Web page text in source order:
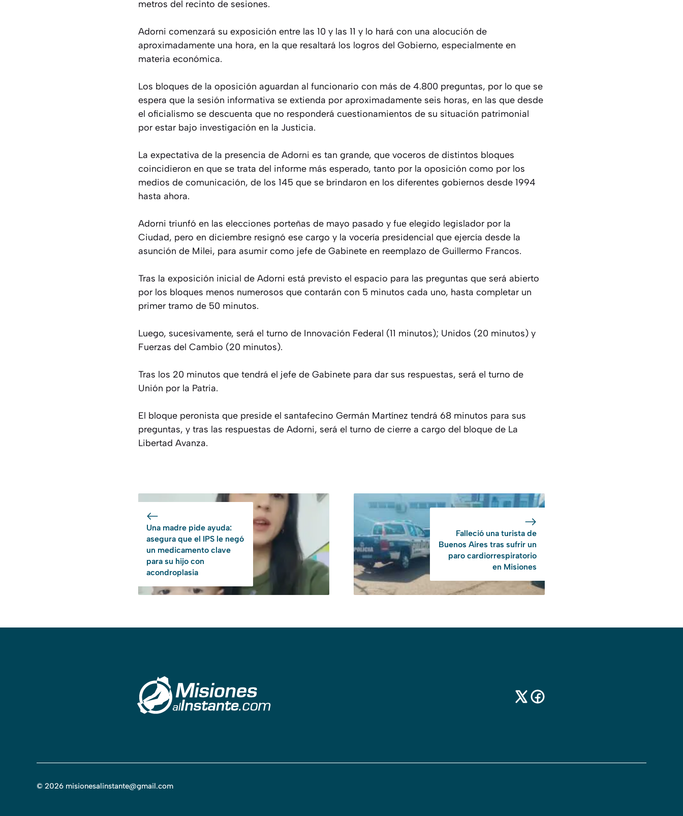
metros del recinto de sesiones.
Adorni comenzará su exposición entre las 10 y las 11 y lo hará con una alocución de
aproximadamente una hora, en la que resaltará los logros del Gobierno, especialmente en
materia económica.
Los bloques de la oposición aguardan al funcionario con más de 4.800 preguntas, por lo que se
espera que la sesión informativa se extienda por aproximadamente seis horas, en las que desde
el oficialismo se descuenta que no responderá cuestionamientos de su situación patrimonial
por estar bajo investigación en la Justicia.
La expectativa de la presencia de Adorni es tan grande, que voceros de distintos bloques
coincidieron en que se trata del informe más esperado, tanto por la oposición como por los
medios de comunicación, de los 145 que se brindaron en los diferentes gobiernos desde 1994
hasta ahora.
Adorni triunfó en las elecciones porteñas de mayo pasado y fue elegido legislador por la
Ciudad, pero en diciembre resignó ese cargo y la vocería presidencial que ejercía desde la
asunción de Milei, para asumir como jefe de Gabinete en reemplazo de Guillermo Francos.
Tras la exposición inicial de Adorni está previsto el espacio para las preguntas que será abierto
por los bloques menos numerosos que contarán con 5 minutos cada uno, hasta completar un
primer tramo de 50 minutos.
Luego, sucesivamente, será el turno de Innovación Federal (11 minutos); Unidos (20 minutos) y
Fuerzas del Cambio (20 minutos).
Tras los 20 minutos que tendrá el jefe de Gabinete para dar sus respuestas, será el turno de
Unión por la Patria.
El bloque peronista que preside el santafecino Germán Martínez tendrá 68 minutos para sus
preguntas, y tras las respuestas de Adorni, será el turno de cierre a cargo del bloque de La
Libertad Avanza.
Una madre pide ayuda:
asegura que el IPS le negó
un medicamento clave
para su hijo con
acondroplasia
Falleció una turista de
Buenos Aires tras sufrir un
paro cardiorrespiratorio
en Misiones
© 2026 misionesalinstante@gmail.com